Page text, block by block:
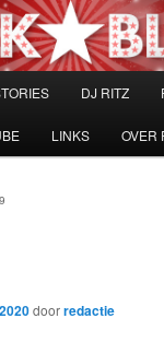
DJ RITZ
LINKS OVER
doorredactie